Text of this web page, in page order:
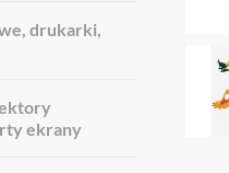
drukarki,
ekrany